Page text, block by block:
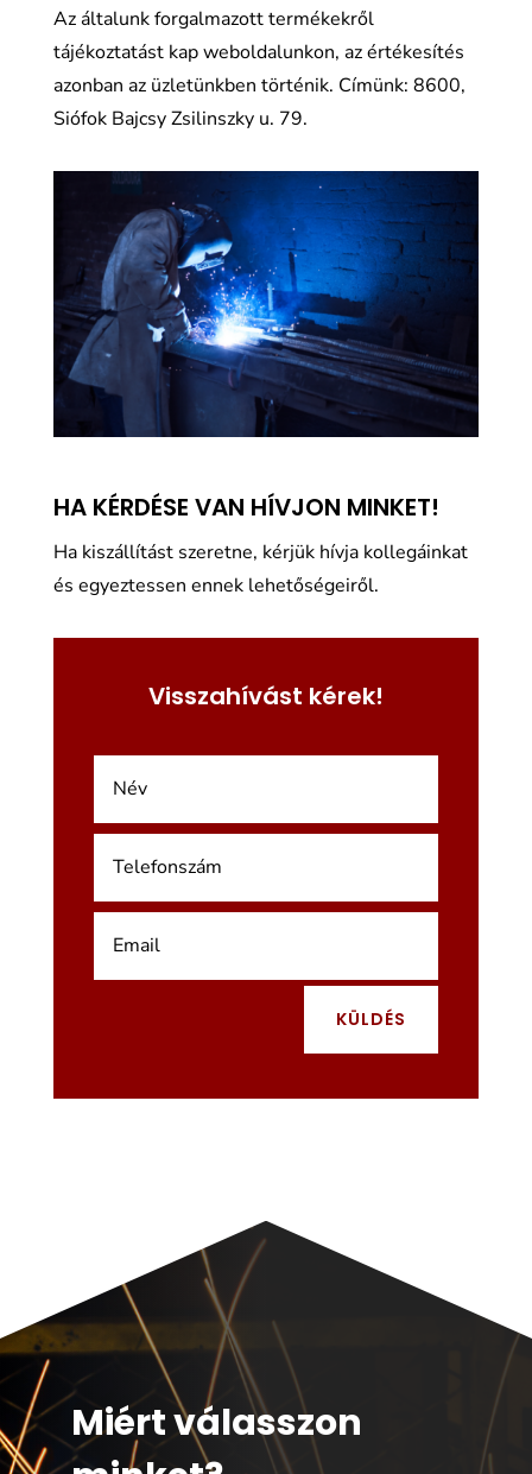
Az általunk forgalmazott termékekről
tájékoztatást kap weboldalunkon, az értékesítés
azonban az üzletünkben történik. Címünk: 8600,
Siófok Bajcsy Zsilinszky u. 79.
HA KÉRDÉSE VAN HÍVJON MINKET!
Ha kiszállítást szeretne, kérjük hívja kollegáinkat
és egyeztessen ennek lehetőségeiről.
Visszahívást kérek!
KÜLDÉS
Miért válasszon